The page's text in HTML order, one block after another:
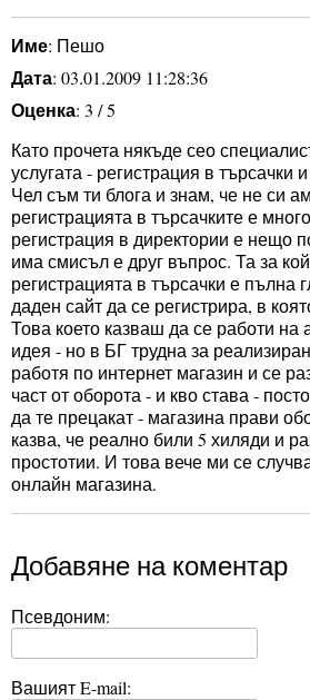
Име: Пешо
Дата: 03.01.2009 11:28:36
Оценка: 3 / 5
Като прочета някъде сео
услугата - регистрация в търсачки
Чел съм ти блога и знам, че не си
регистрацията в търсачките е
регистрация в директории е нещо
има смисъл е друг въпрос. Та за
регистрацията в търсачки е пълна
даден сайт да се регистрира, в
Това което казваш да се работи на
идея - но в БГ трудна за
работя по интернет магазин и се
част от оборота - и кво става -
да те прецакат - магазина прави
казва, че реално били 5 хиляди и
простотии. И това вече ми се
онлайн магазина.
Добавяне на коментар
Псевдоним:
Вашият E-mail: